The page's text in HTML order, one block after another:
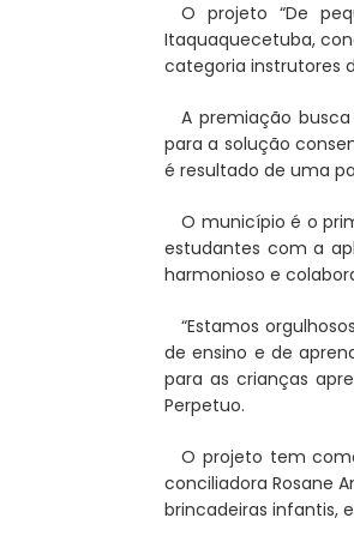
O projeto “De
Itaquaquecetuba,
categoria instrutores
A premiação
para a solução
é resultado de uma
O município é o
estudantes com a
harmonioso e
“Estamos
de ensino e de
para as crianças
Perpetuo.
O projeto tem
conciliadora Rosane
brincadeiras infantis,